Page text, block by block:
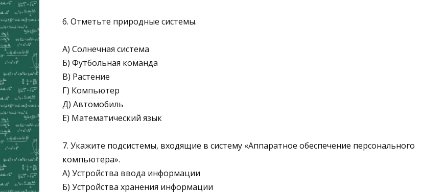
6. Отметьте природные системы.
А) Солнечная система
Б) Футбольная команда
В) Растение
Г) Компьютер
Д) Автомобиль
Е) Математический язык
7. Укажите подсистемы, входящие в систему «Аппаратное обеспечение персонального
компьютера».
А) Устройства ввода информации
Б) Устройства хранения информации